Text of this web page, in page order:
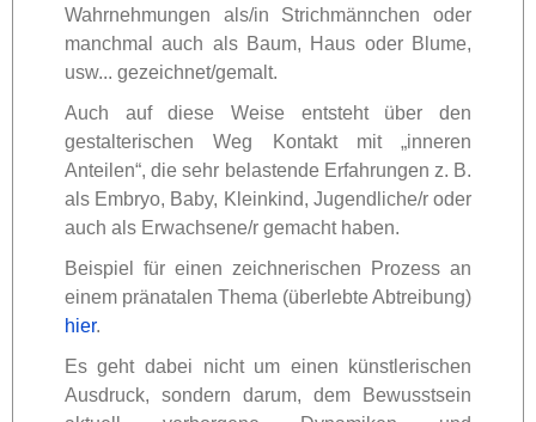
Wahrnehmungen als/in Strichmännchen oder
manchmal auch als Baum, Haus oder Blume,
usw... gezeichnet/gemalt.
Auch auf diese Weise entsteht über den
gestalterischen Weg Kontakt mit „inneren
Anteilen“, die sehr belastende Erfahrungen z. B.
als Embryo, Baby, Kleinkind, Jugendliche/r oder
auch als Erwachsene/r gemacht haben.
Beispiel für einen zeichnerischen Prozess an
einem pränatalen Thema (überlebte Abtreibung)
hier.
Es geht dabei nicht um einen künstlerischen
Ausdruck, sondern darum, dem Bewusstsein